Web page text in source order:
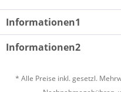
Informationen1
Informationen2
* Alle Preise inkl. gesetzl.